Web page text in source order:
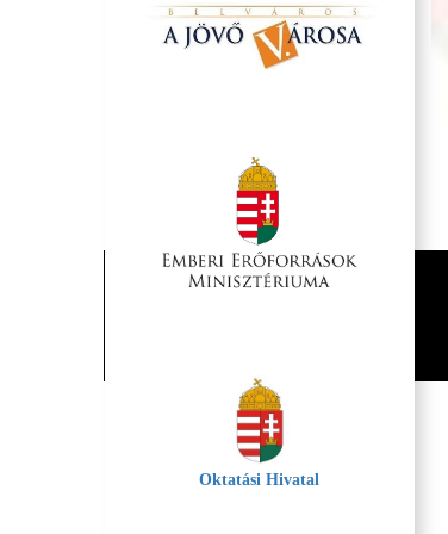
Oktatási Hivatal